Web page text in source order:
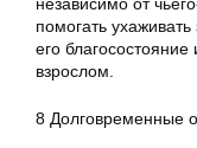
помогать
его
взрослом.
8 Долговременные